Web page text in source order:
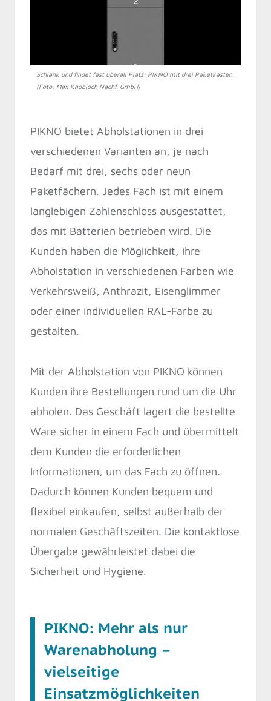
Schlank und findet fast überall Platz: PIKNO mit drei Paketkästen,
(Foto: Max Knobloch Nachf. GmbH)
PIKNO bietet Abholstationen in drei
verschiedenen Varianten an, je nach
Bedarf mit drei, sechs oder neun
Paketfächern. Jedes Fach ist mit einem
langlebigen Zahlenschloss ausgestattet,
das mit Batterien betrieben wird. Die
Kunden haben die Möglichkeit, ihre
Abholstation in verschiedenen Farben wie
Verkehrsweiß, Anthrazit, Eisenglimmer
oder einer individuellen RAL-Farbe zu
gestalten.
Mit der Abholstation von PIKNO können
Kunden ihre Bestellungen rund um die Uhr
abholen. Das Geschäft lagert die bestellte
Ware sicher in einem Fach und übermittelt
dem Kunden die erforderlichen
Informationen, um das Fach zu öffnen.
Dadurch können Kunden bequem und
flexibel einkaufen, selbst außerhalb der
normalen Geschäftszeiten. Die kontaktlose
Übergabe gewährleistet dabei die
Sicherheit und Hygiene.
PIKNO: Mehr als nur
Warenabholung –
vielseitige
Einsatzmöglichkeiten